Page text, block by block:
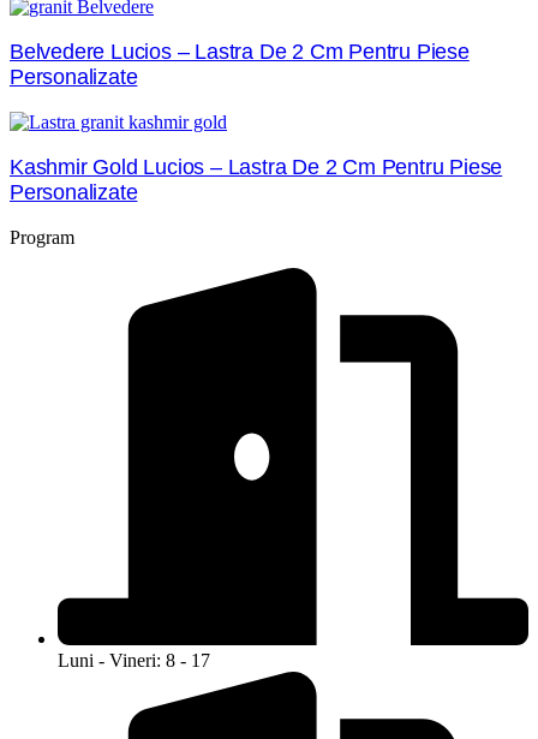
Belvedere Lucios – Lastra De 2 Cm Pentru Piese
Personalizate
Kashmir Gold Lucios – Lastra De 2 Cm Pentru Piese
Personalizate
Program
Luni - Vineri: 8 - 17